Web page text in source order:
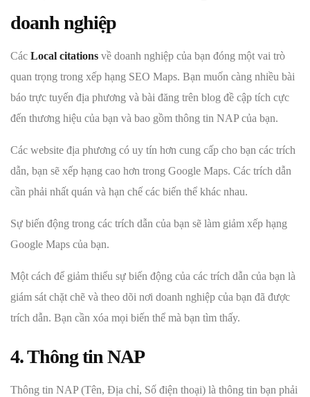
doanh nghiệp
Các Local citations về doanh nghiệp của bạn đóng một vai trò
quan trọng trong xếp hạng SEO Maps. Bạn muốn càng nhiều bài
báo trực tuyến địa phương và bài đăng trên blog đề cập tích cực
đến thương hiệu của bạn và bao gồm thông tin NAP của bạn.
Các website địa phương có uy tín hơn cung cấp cho bạn các trích
dẫn, bạn sẽ xếp hạng cao hơn trong Google Maps. Các trích dẫn
cần phải nhất quán và hạn chế các biến thể khác nhau.
Sự biến động trong các trích dẫn của bạn sẽ làm giảm xếp hạng
Google Maps của bạn.
Một cách để giảm thiểu sự biến động của các trích dẫn của bạn là
giám sát chặt chẽ và theo dõi nơi doanh nghiệp của bạn đã được
trích dẫn. Bạn cần xóa mọi biến thể mà bạn tìm thấy.
4. Thông tin NAP
Thông tin NAP (Tên, Địa chỉ, Số điện thoại) là thông tin bạn phải